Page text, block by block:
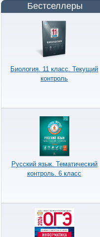
Бестселлеры
Биология. 11 класс. Текущий
контроль
Русский язык. Тематический
контроль. 6 класс